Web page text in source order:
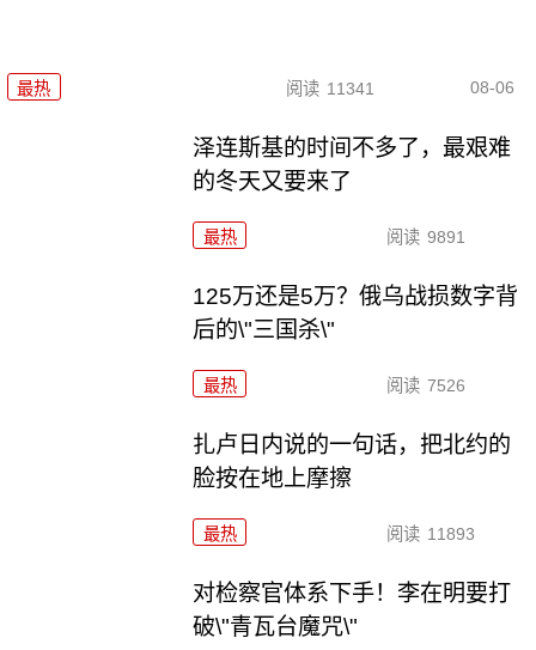
最热 阅读 11341 08-06
泽连斯基的时间不多了，最艰难
的冬天又要来了
最热 阅读 9891
125万还是5万？俄乌战损数字背
后的\"三国杀\"
最热 阅读 7526
扎卢日内说的一句话，把北约的
脸按在地上摩擦
最热 阅读 11893
对检察官体系下手！李在明要打
破\"青瓦台魔咒\"